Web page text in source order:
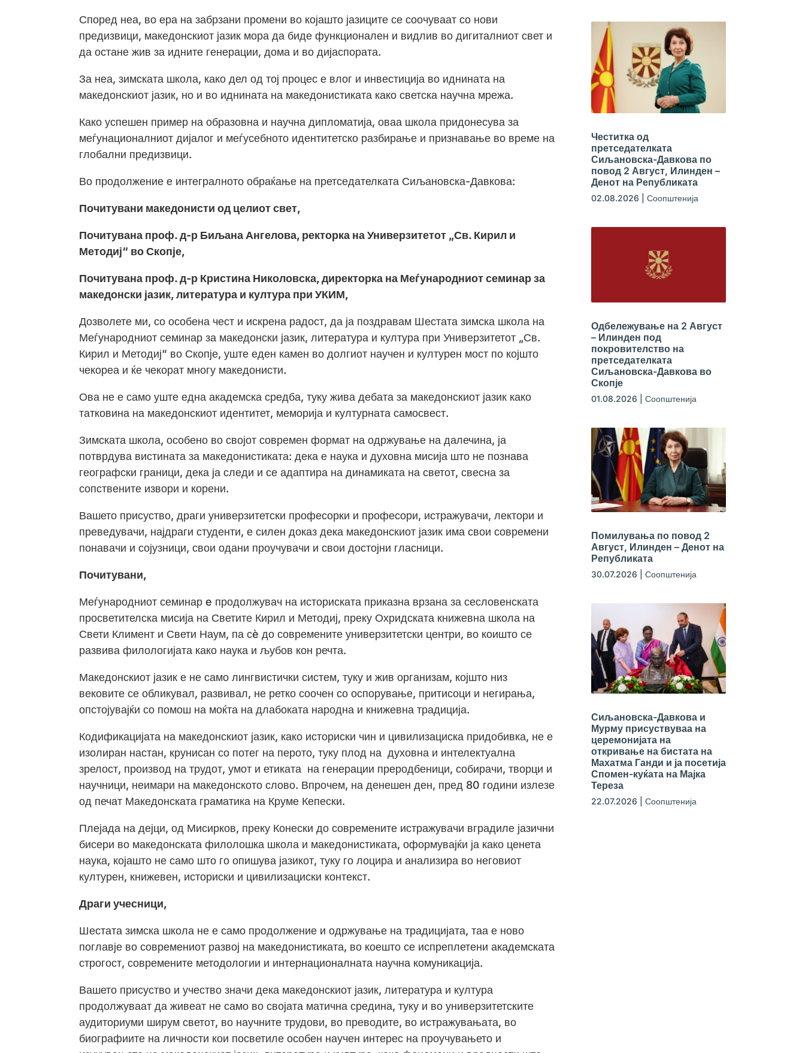
Според неа, во ера на забрзани промени во којашто јазиците се соочуваат со нови
предизвици, македонскиот јазик мора да биде функционален и видлив во дигиталниот свет и
да остане жив за идните генерации, дома и во дијаспората.
За неа, зимската школа, како дел од тој процес е влог и инвестиција во иднината на
македонскиот јазик, но и во иднината на македонистиката како светска научна мрежа.
Како успешен пример на образовна и научна дипломатија, оваа школа придонесува за
меѓунационалниот дијалог и меѓусебното идентитетско разбирање и признавање во време на
глобални предизвици.
Во продолжение е интегралното обраќање на претседателката Сиљановска-Давкова:
Почитувани македонисти од целиот свет,
Почитувана проф. д-р Биљана Ангелова, ректорка на Универзитетот „Св. Кирил и
Методиј“ во Скопје,
Почитувана проф. д-р Кристина Николовска, директорка на Меѓународниот семинар за
македонски јазик, литература и култура при УКИМ,
Дозволете ми, со особена чест и искрена радост, да ја поздравам Шестата зимска школа на
Меѓународниот семинар за македонски јазик, литература и култура при Универзитетот „Св.
Кирил и Методиј“ во Скопје, уште еден камен во долгиот научен и културен мост по којшто
чекореа и ќе чекорат многу македонисти.
Ова не е само уште една академска средба, туку жива дебата за македонскиот јазик како
татковина на македонскиот идентитет, меморија и културната самосвест.
Зимската школа, особено во својот современ формат на одржување на далечина, ја
потврдува вистината за македонистиката: дека е наука и духовна мисија што не познава
географски граници, дека ја следи и се адаптира на динамиката на светот, свесна за
сопствените извори и корени.
Вашето присуство, драги универзитетски професорки и професори, истражувачи, лектори и
преведувачи, најдраги студенти, е силен доказ дека македонскиот јазик има свои современи
понавачи и сојузници, свои одани проучувачи и свои достојни гласници.
Почитувани,
Меѓународниот семинар e продолжувач на историската приказна врзана за сесловенската
просветителска мисија на Светите Кирил и Методиј, преку Охридската книжевна школа на
Свети Климент и Свети Наум, па сè до современите универзитетски центри, во коишто се
развива филологијата како наука и љубов кон речта.
Македонскиот јазик е не само лингвистички систем, туку и жив организам, којшто низ
вековите се обликувал, развивал, не ретко соочен со оспорување, притисоци и негирања,
опстојувајќи со помош на моќта на длабоката народна и книжевна традиција.
Кодификацијата на македонскиот јазик, како историски чин и цивилизациска придобивка, не е
изолиран настан, крунисан со потег на перото, туку плод на духовна и интелектуална
зрелост, производ на трудот, умот и етиката на генерации преродбеници, собирачи, творци и
научници, неимари на македонското слово. Впрочем, на денешен ден, пред 80 години излезе
од печат Македонската граматика на Круме Кепески.
Плејада на дејци, од Мисирков, преку Конески до современите истражувачи вградиле јазични
бисери во македонската филолошка школа и македонистиката, оформувајќи ја како ценета
наука, којашто не само што го опишува јазикот, туку го лоцира и анализира во неговиот
културен, книжевен, историски и цивилизациски контекст.
Драги учесници,
Шестата зимска школа не е само продолжение и одржување на традицијата, таа е ново
поглавје во современиот развој на македонистиката, во коешто се испреплетени академската
строгост, современите методологии и интернационалната научна комуникација.
Вашето присуство и учество значи дека македонскиот јазик, литература и култура
продолжуваат да живеат не само во својата матична средина, туку и во универзитетските
аудиториуми ширум светот, во научните трудови, во преводите, во истражувањата, во
биографиите на личности кои посветиле особен научен интерес на проучувањето и
Честитка од
претседателката
Сиљановска-Давкова по
повод 2 Август, Илинден –
Денот на Републиката
02.08.2026 Соопштенија
Одбележување на 2 Август
– Илинден под
покровителство на
претседателката
Сиљановска-Давкова во
Скопје
01.08.2026 Соопштенија
Помилувања по повод 2
Август, Илинден – Денот на
Републиката
30.07.2026 Соопштенија
Сиљановска-Давкова и
Мурму присуствуваа на
церемонијата на
откривање на бистата на
Махатма Ганди и ја посетија
Спомен-куќата на Мајка
Тереза
22.07.2026 Соопштенија